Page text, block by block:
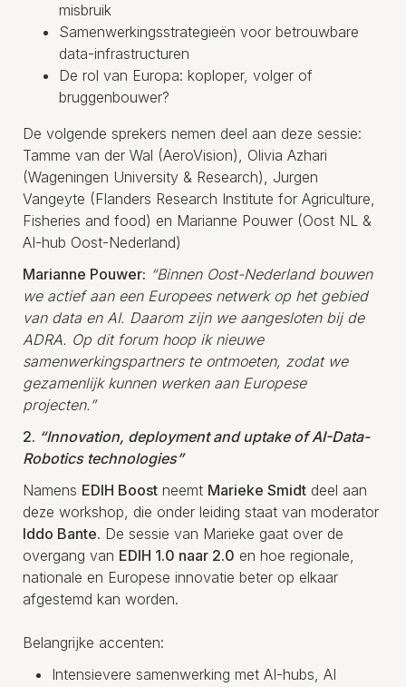
misbruik
Samenwerkingsstrategieën voor betrouwbare
data-infrastructuren
De rol van Europa: koploper, volger of
bruggenbouwer?
De volgende sprekers nemen deel aan deze sessie:
Tamme van der Wal (AeroVision), Olivia Azhari
(Wageningen University & Research), Jurgen
Vangeyte (Flanders Research Institute for Agriculture,
Fisheries and food) en Marianne Pouwer (Oost NL &
AI-hub Oost-Nederland)
Marianne Pouwer: “Binnen Oost-Nederland bouwen
we actief aan een Europees netwerk op het gebied
van data en AI. Daarom zijn we aangesloten bij de
ADRA. Op dit forum hoop ik nieuwe
samenwerkingspartners te ontmoeten, zodat we
gezamenlijk kunnen werken aan Europese
projecten.”
2. “Innovation, deployment and uptake of AI-Data-
Robotics technologies”
Namens EDIH Boost neemt Marieke Smidt deel aan
deze workshop, die onder leiding staat van moderator
Iddo Bante. De sessie van Marieke gaat over de
overgang van EDIH 1.0 naar 2.0 en hoe regionale,
nationale en Europese innovatie beter op elkaar
afgestemd kan worden.
Belangrijke accenten:
Intensievere samenwerking met AI-hubs, AI